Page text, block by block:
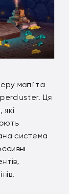
магії та
Ця
система